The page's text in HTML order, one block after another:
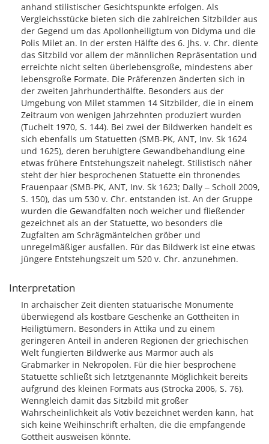
anhand stilistischer Gesichtspunkte erfolgen. Als
Vergleichsstücke bieten sich die zahlreichen Sitzbilder aus
der Gegend um das Apollonheiligtum von Didyma und die
Polis Milet an. In der ersten Hälfte des 6. Jhs. v. Chr. diente
das Sitzbild vor allem der männlichen Repräsentation und
erreichte nicht selten überlebensgroße, mindestens aber
lebensgroße Formate. Die Präferenzen änderten sich in
der zweiten Jahrhunderthälfte. Besonders aus der
Umgebung von Milet stammen 14 Sitzbilder, die in einem
Zeitraum von wenigen Jahrzehnten produziert wurden
(Tuchelt 1970, S. 144). Bei zwei der Bildwerken handelt es
sich ebenfalls um Statuetten (SMB-PK, ANT, Inv. Sk 1624
und 1625), deren beruhigtere Gewandbehandlung eine
etwas frühere Entstehungszeit nahelegt. Stilistisch näher
steht der hier besprochenen Statuette ein thronendes
Frauenpaar (SMB-PK, ANT, Inv. Sk 1623; Dally ‒ Scholl 2009,
S. 150), das um 530 v. Chr. entstanden ist. An der Gruppe
wurden die Gewandfalten noch weicher und fließender
gezeichnet als an der Statuette, wo besonders die
Zugfalten am Schrägmäntelchen gröber und
unregelmäßiger ausfallen. Für das Bildwerk ist eine etwas
jüngere Entstehungszeit um 520 v. Chr. anzunehmen.
Interpretation
In archaischer Zeit dienten statuarische Monumente
überwiegend als kostbare Geschenke an Gottheiten in
Heiligtümern. Besonders in Attika und zu einem
geringeren Anteil in anderen Regionen der griechischen
Welt fungierten Bildwerke aus Marmor auch als
Grabmarker in Nekropolen. Für die hier besprochene
Statuette schließt sich letztgenannte Möglichkeit bereits
aufgrund des kleinen Formats aus (Strocka 2006, S. 76).
Wenngleich damit das Sitzbild mit großer
Wahrscheinlichkeit als Votiv bezeichnet werden kann, hat
sich keine Weihinschrift erhalten, die die empfangende
Gottheit ausweisen könnte.